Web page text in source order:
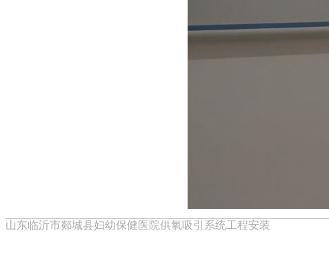
山东临沂市郯城县妇幼保健医院供氧吸引系统工程安装